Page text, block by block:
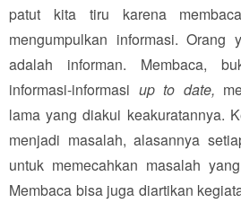
patut kita tiru karena
mengumpulkan informasi. Orang
adalah informan. Membaca,
informasi-informasi up to date,
lama yang diakui keakuratannya.
menjadi masalah, alasannya
untuk memecahkan masalah
Membaca bisa juga diartikan